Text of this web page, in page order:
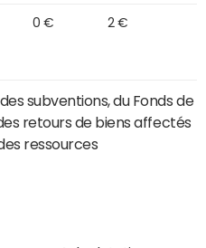
0 € 2 €
subventions, du Fonds de
retours de biens affectés
ressources